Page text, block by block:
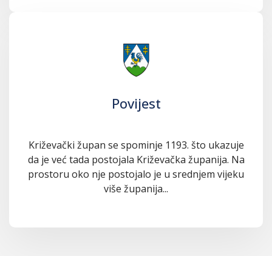
Povijest
Križevački župan se spominje 1193. što ukazuje
da je već tada postojala Križevačka županija. Na
prostoru oko nje postojalo je u srednjem vijeku
više županija...